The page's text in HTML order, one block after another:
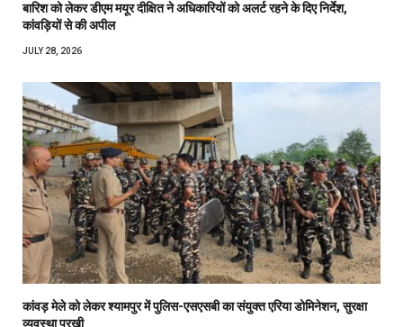
बारिश को लेकर डीएम मयूर दीक्षित ने अधिकारियों को अलर्ट रहने के दिए निर्देश,
कांवड़ियों से की अपील
JULY 28, 2026
कांवड़ मेले को लेकर श्यामपुर में पुलिस-एसएसबी का संयुक्त एरिया डोमिनेशन, सुरक्षा
व्यवस्था परखी